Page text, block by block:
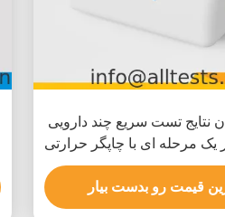
نتایج تست سریع چند دارویی
یک مرحله ای با چاپگر حرارتی
داخلی
قیمت رو بدست بیار